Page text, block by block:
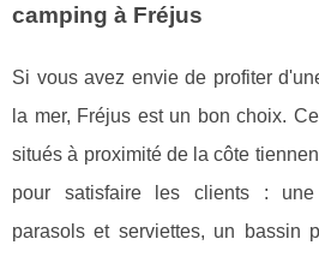
camping à Fréjus
Si vous avez envie de profiter
la mer, Fréjus est un bon choix.
situés à proximité de la côte
pour satisfaire les clients :
parasols et serviettes, un bassin